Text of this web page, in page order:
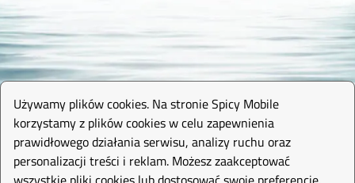
Używamy plików cookies. Na stronie Spicy Mobile
korzystamy z plików cookies w celu zapewnienia
prawidłowego działania serwisu, analizy ruchu oraz
personalizacji treści i reklam. Możesz zaakceptować